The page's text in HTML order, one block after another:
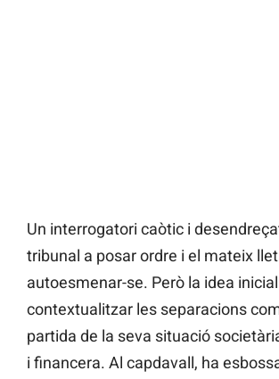
Un interrogatori caòtic i
tribunal a posar ordre i el mateix
autoesmenar-se. Però la idea
contextualitzar les separacions
partida de la seva situació
i financera. Al capdavall, ha